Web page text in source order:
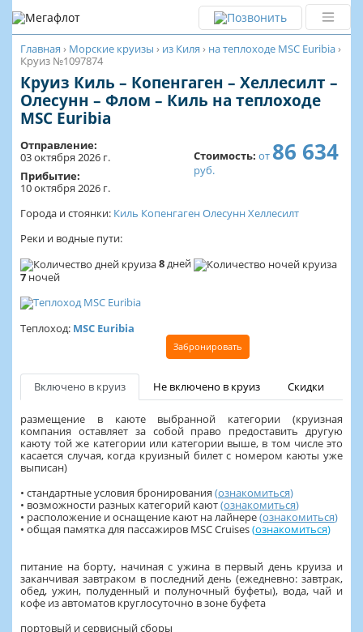
Главная › Морские круизы › из Киля › на теплоходе MSC Euribia›
Круиз №1097874
Круиз Киль – Копенгаген – Хеллесилт –
Олесунн – Флом – Киль на теплоходе
MSC Euribia
Отправление:
03 октября 2026 г.
Прибытие:
10 октября 2026 г.
Стоимость: от 86 634
руб.
Города и стоянки: Киль Копенгаген Олесунн Хеллесилт
Реки и водные пути:
8дней
7 ночей
Теплоход: MSC Euribia
Забронировать
Включено в круиз Не включено в круиз Скидки
размещение в каюте выбранной категории (круизная
компания оставляет за собой право предоставить другую
каюту той же категории или категории выше, в том числе это
касается случая, когда круизный билет с номером каюты уже
выписан)
• стандартные условия бронирования (ознакомиться)
• возможности разных категорий кают(ознакомиться)
• расположение и оснащение кают на лайнере(ознакомиться)
• общая памятка для пассажиров MSC Cruises(ознакомиться)
питание на борту, начиная с ужина в первый день круиза и
заканчивая завтраком в последний день (ежедневно: завтрак,
обед, ужин, полуденный и полуночный буфеты), вода, чай и
кофе из автоматов круглосуточно в зоне буфета
портовый и сервисный сборы